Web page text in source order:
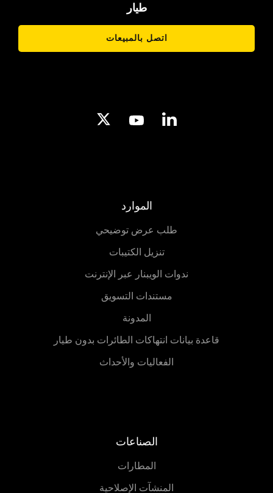
طيار
اتصل بالمبيعات
الموارد
طلب عرض توضيحي
تنزيل الكتيبات
ندوات الويبنار عبر الإنترنت
مستندات التسويق
المدونة
قاعدة بيانات انتهاكات الطائرات بدون طيار
الفعاليات والأحداث
الصناعات
المطارات
المنشآت الإصلاحية